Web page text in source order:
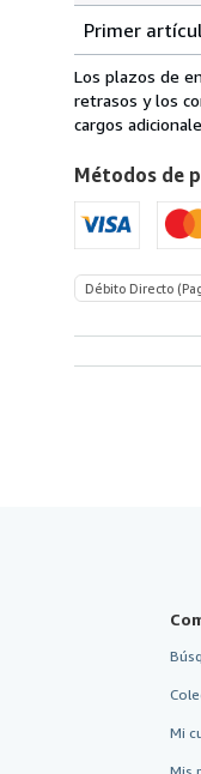
de
envío
en
Estados
de
America
pedido
Primer
Los plazos de
retrasos y los
cargos
Métodos de
Débito Directo
Mi